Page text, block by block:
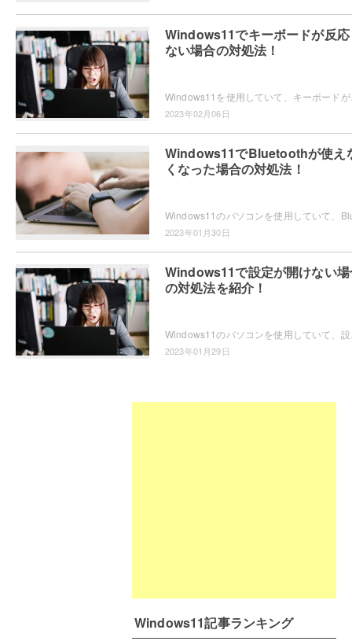
Windows11でキーボードが反
ない場合の対処法！
Windows11を使用していて、キー
2023年02月06日
Windows11でBluetoothが使え
くなった場合の対処法！
2023年01月30日
Windows11で設定が開けない
の対処法を紹介！
2023年01月29日
Windows11記事ランキング